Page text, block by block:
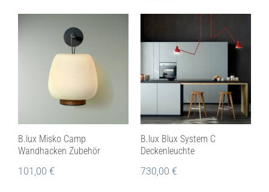
B.lux Misko Camp
Wandhacken Zubehör
101,00 €
B.lux Blux System C
Deckenleuchte
730,00 €